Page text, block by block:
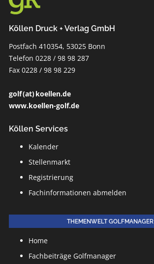
Köllen Druck + Verlag GmbH
Postfach 410354, 53025 Bonn
Telefon 0228 / 98 98 287
Fax 0228 / 98 98 229
golf (at) koellen.de
www.koellen-golf.de
Köllen Services
Kalender
Stellenmarkt
Registrierung
Fachinformationen abmelden
THEMENWELT GOLFMANAGER
Home
Fachbeiträge Golfmanager